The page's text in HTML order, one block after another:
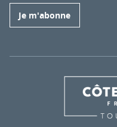
Je m'abonne